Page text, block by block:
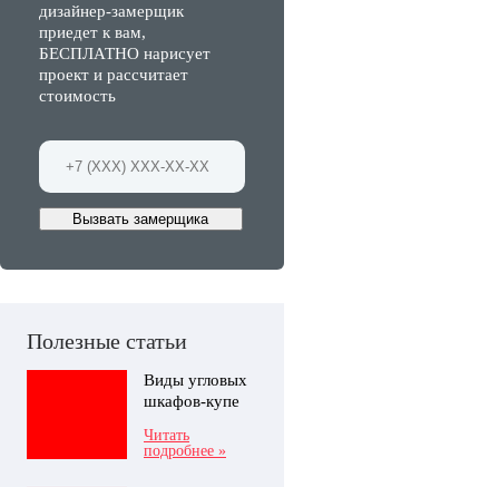
дизайнер-замерщик
приедет к вам,
БЕСПЛАТНО нарисует
проект и рассчитает
стоимость
Вызвать замерщика
Полезные статьи
Виды угловых
шкафов-купе
Читать
подробнее »